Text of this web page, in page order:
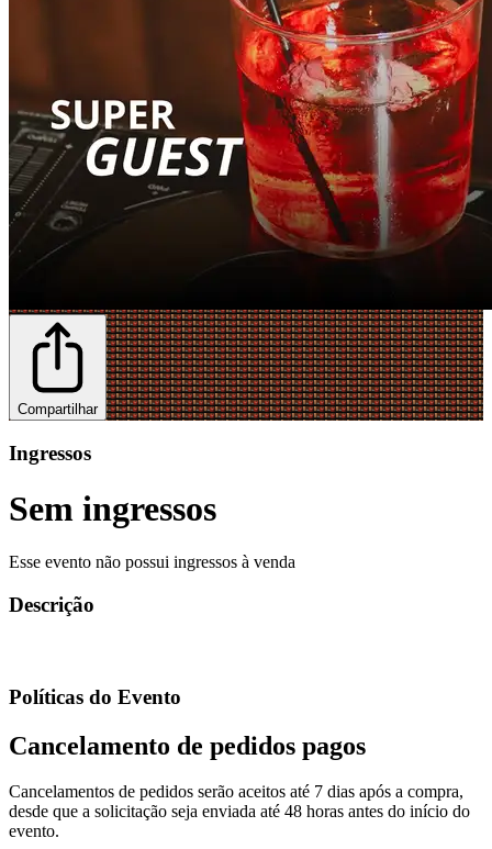
Compartilhar
Ingressos
Sem ingressos
Esse evento não possui ingressos à venda
Descrição
Políticas do Evento
Cancelamento de pedidos pagos
Cancelamentos de pedidos serão aceitos até 7 dias após a compra,
desde que a solicitação seja enviada até 48 horas antes do início do
evento.